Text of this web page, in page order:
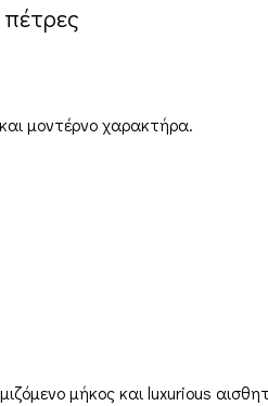
μοντέρνο χαρακτήρα.
μήκος και luxurious